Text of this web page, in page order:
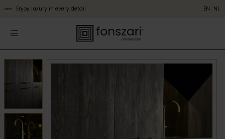
New Enjoy luxury in every detail EN NL